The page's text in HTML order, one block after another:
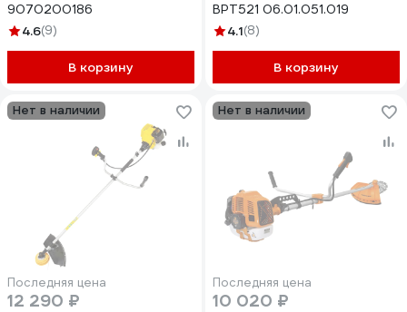
9070200186
4.6(9)
В корзину
BPT521 06.01.051.019
4.1(8)
В корзину
Нет в наличии
Последняя цена
12 290 ₽
Нет в наличии
Последняя цена
10 020 ₽